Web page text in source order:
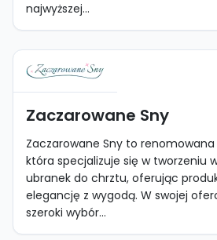
najwyższej...
Zaczarowane Sny
Zaczarowane Sny to
która specjalizuje się w tworzeniu
ubranek do chrztu, oferując
elegancję z wygodą. W swojej
szeroki wybór...